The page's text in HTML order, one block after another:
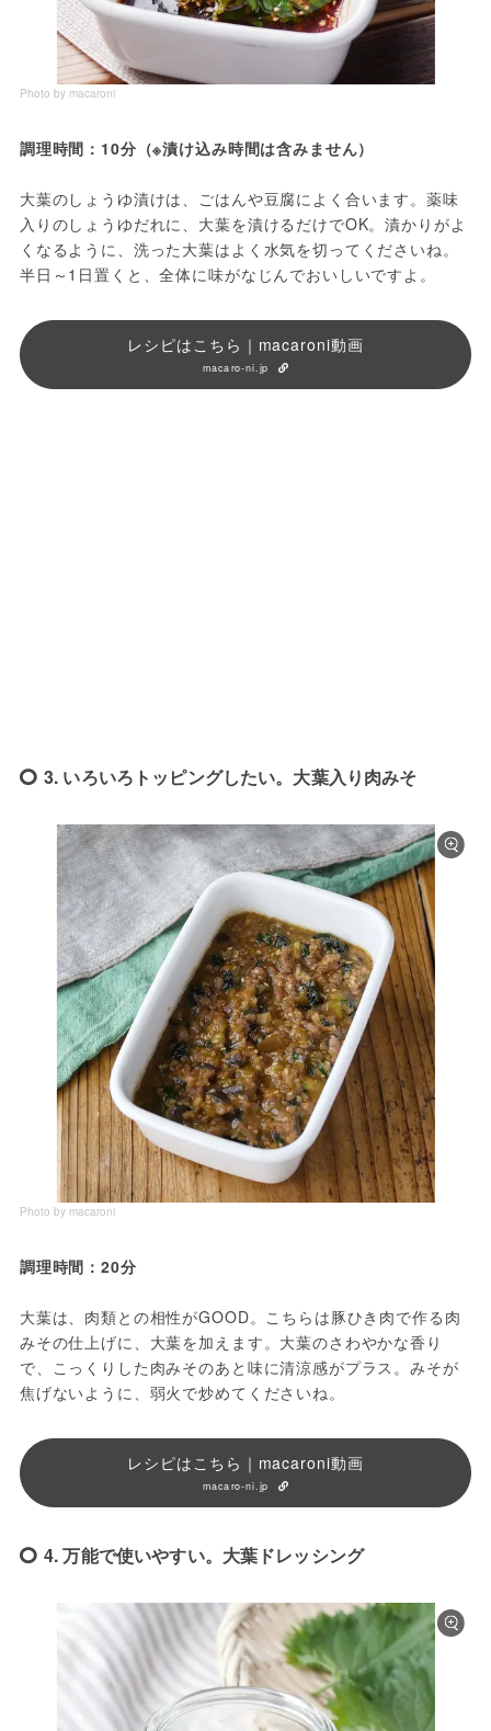
Photo by macaroni
調理時間：10分（※漬け込み時間は含みません）
大葉のしょうゆ漬けは、ごはんや豆腐によく合います。薬味
入りのしょうゆだれに、大葉を漬けるだけでOK。漬かりがよ
くなるように、洗った大葉はよく水気を切ってくださいね。
半日～1日置くと、全体に味がなじんでおいしいですよ。
レシピはこちら｜macaroni動画
macaro-ni.jp
3. いろいろトッピングしたい。大葉入り肉みそ
Photo by macaroni
調理時間：20分
大葉は、肉類との相性がGOOD。こちらは豚ひき肉で作る肉
みその仕上げに、大葉を加えます。大葉のさわやかな香り
で、こっくりした肉みそのあと味に清涼感がプラス。みそが
焦げないように、弱火で炒めてくださいね。
レシピはこちら｜macaroni動画
macaro-ni.jp
4. 万能で使いやすい。大葉ドレッシング